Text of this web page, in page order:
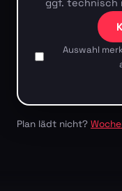
ggf. technisch
Auswahl
Plan lädt nicht?